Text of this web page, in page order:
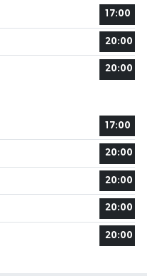
17:00
20:00
20:00
17:00
20:00
20:00
20:00
20:00